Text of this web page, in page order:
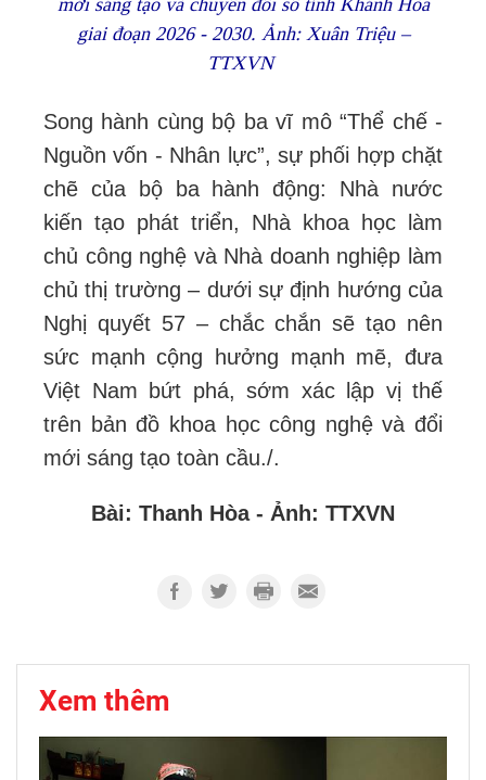
mới sáng tạo và chuyển đổi số tỉnh Khánh Hòa
giai đoạn 2026 - 2030. Ảnh: Xuân Triệu –
TTXVN
Song hành cùng bộ ba vĩ mô “Thể chế -
Nguồn vốn - Nhân lực”, sự phối hợp chặt
chẽ của bộ ba hành động: Nhà nước
kiến tạo phát triển, Nhà khoa học làm
chủ công nghệ và Nhà doanh nghiệp làm
chủ thị trường – dưới sự định hướng của
Nghị quyết 57 – chắc chắn sẽ tạo nên
sức mạnh cộng hưởng mạnh mẽ, đưa
Việt Nam bứt phá, sớm xác lập vị thế
trên bản đồ khoa học công nghệ và đổi
mới sáng tạo toàn cầu./.
Bài: Thanh Hòa - Ảnh: TTXVN
Xem thêm